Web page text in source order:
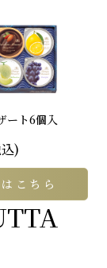
ート6個入
)
こちら